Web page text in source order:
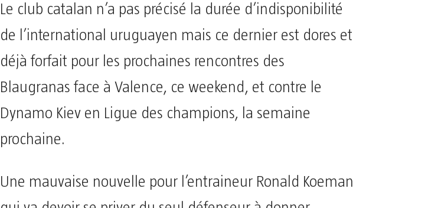
Le club catalan n’a pas précisé la durée d’indisponibilité
de l’international uruguayen mais ce dernier est dores et
déjà forfait pour les prochaines rencontres des
Blaugranas face à Valence, ce weekend, et contre le
Dynamo Kiev en Ligue des champions, la semaine
prochaine.
Une mauvaise nouvelle pour l’entraineur Ronald Koeman